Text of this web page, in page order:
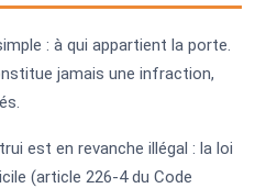
: à qui appartient la porte.
jamais une infraction,
est en revanche illégal : la loi
(article 226-4 du Code